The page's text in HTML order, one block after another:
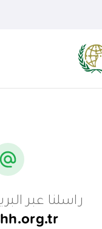
راسلنا عبر